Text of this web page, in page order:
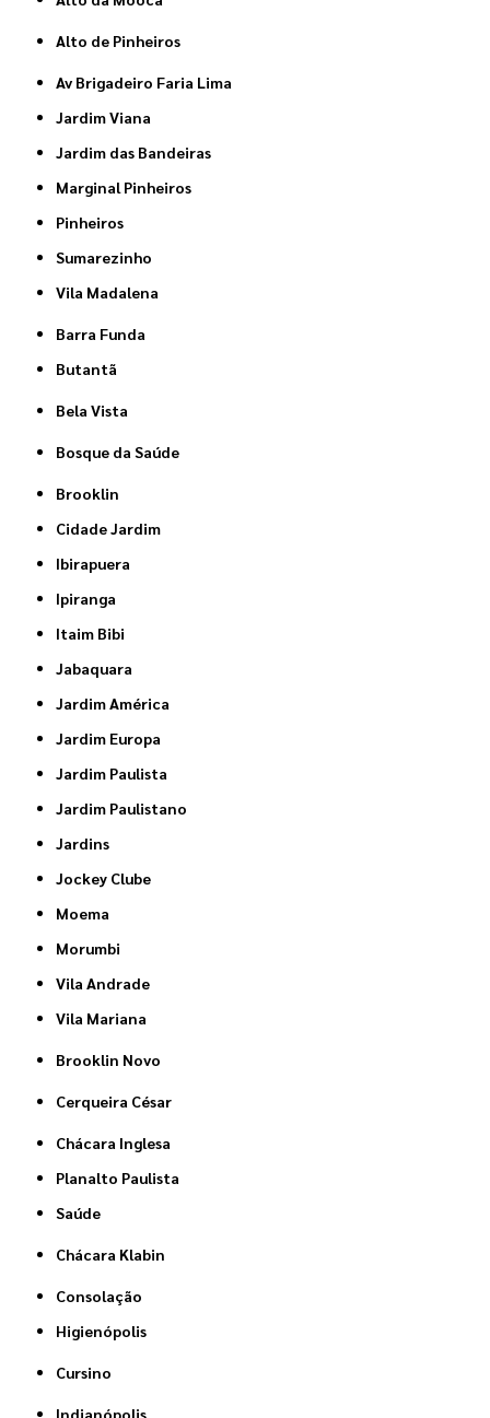
Alto de Pinheiros
Av Brigadeiro Faria Lima
Jardim Viana
Jardim das Bandeiras
Marginal Pinheiros
Pinheiros
Sumarezinho
Vila Madalena
Barra Funda
Butantã
Bela Vista
Bosque da Saúde
Brooklin
Cidade Jardim
Ibirapuera
Ipiranga
Itaim Bibi
Jabaquara
Jardim América
Jardim Europa
Jardim Paulista
Jardim Paulistano
Jardins
Jockey Clube
Moema
Morumbi
Vila Andrade
Vila Mariana
Brooklin Novo
Cerqueira César
Chácara Inglesa
Planalto Paulista
Saúde
Chácara Klabin
Consolação
Higienópolis
Cursino
Indianópolis